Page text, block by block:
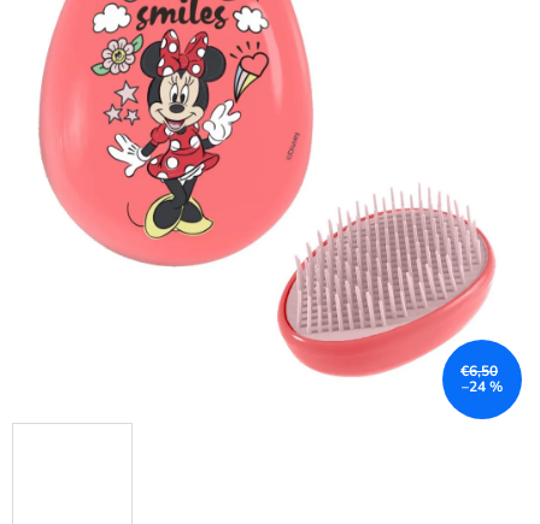
hviezdičiek.
€6,50
–24 %